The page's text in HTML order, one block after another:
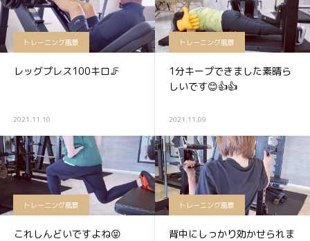
トレーニング風景
レッグプレス100キロ🦵
2021.11.10
トレーニング風景
1分キープできました素晴ら
しいです😊👍👍
2021.11.09
トレーニング風景
これしんどいですよね😝
トレーニング風景
背中にしっかり効かせられま